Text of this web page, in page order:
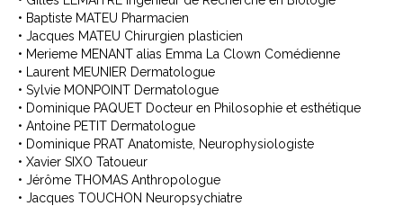
• Baptiste MATEU Pharmacien
• Jacques MATEU Chirurgien plasticien
• Merieme MENANT alias Emma La Clown Comédienne
• Laurent MEUNIER Dermatologue
• Sylvie MONPOINT Dermatologue
• Dominique PAQUET Docteur en Philosophie et esthétique
• Antoine PETIT Dermatologue
• Dominique PRAT Anatomiste, Neurophysiologiste
• Xavier SIXO Tatoueur
• Jérôme THOMAS Anthropologue
• Jacques TOUCHON Neuropsychiatre